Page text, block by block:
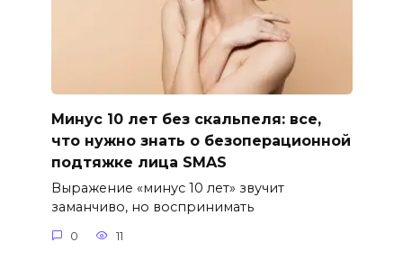
Минус 10 лет без скальпеля: все,
что нужно знать о безоперационной
подтяжке лица SMAS
Выражение «минус 10 лет» звучит
заманчиво, но воспринимать
0 11